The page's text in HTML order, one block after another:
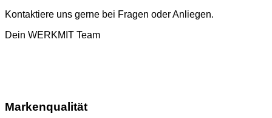
Kontaktiere uns gerne bei Fragen oder Anliegen.
Dein WERKMIT Team
Markenqualität